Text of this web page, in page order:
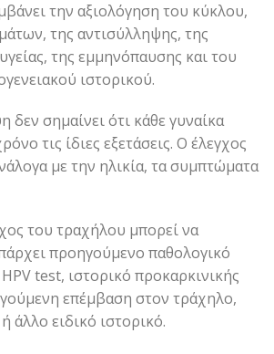
την αξιολόγηση του κύκλου,
της αντισύλληψης, της
της εμμηνόπαυσης και του
ιστορικού.
δεν σημαίνει ότι κάθε γυναίκα
τις ίδιες εξετάσεις. Ο έλεγχος
με την ηλικία, τα συμπτώματα
του τραχήλου μπορεί να
προηγούμενο παθολογικό
test, ιστορικό προκαρκινικής
επέμβαση στον τράχηλο,
άλλο ειδικό ιστορικό.